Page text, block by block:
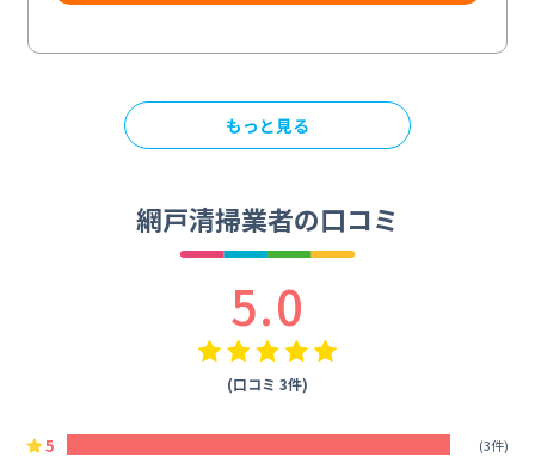
もっと見る
網戸清掃業者の口コミ
5.0
(口コミ 3件)
5 (3件)